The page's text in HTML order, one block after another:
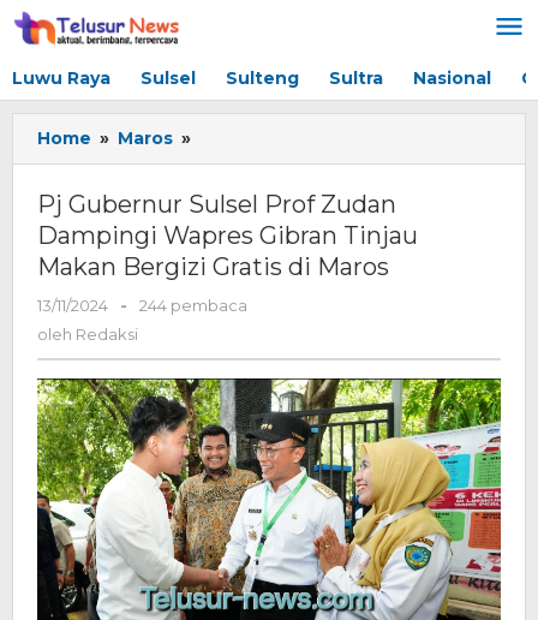
Lewati
ke
Luwu Raya Sulsel Sulteng Sultra Nasional
Home » Maros »
Gubernur
Prof
Zudan
Dampingi
Gibran
Makan
Bergizi
Gratis
di
Maros
Pj Gubernur Sulsel Prof Zudan
Dampingi Wapres Gibran Tinjau
Makan Bergizi Gratis di Maros
13/11/2024
oleh
Redaksi
-
244 pembaca
oleh Redaksi